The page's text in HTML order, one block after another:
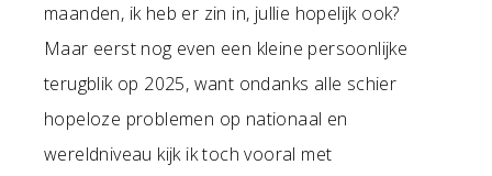
maanden, ik heb er zin in, jullie hopelijk ook?
Maar eerst nog even een kleine persoonlijke
terugblik op 2025, want ondanks alle schier
hopeloze problemen op nationaal en
wereldniveau kijk ik toch vooral met